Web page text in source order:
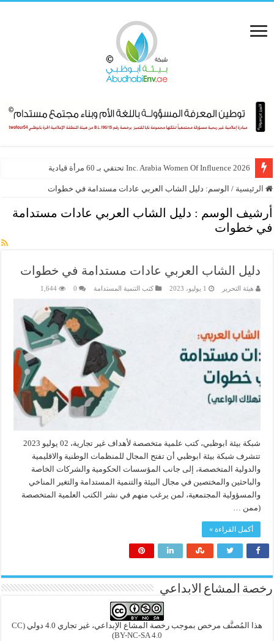
Inc. Arabia Women Of Influence 2026 تحتفي بـ 60 مرأة قيادية
الرئيسية / الوسم: دليل الشاب العربي عادات مستدامة في خطوات
أرشيف الوسم : دليل الشاب العربي عادات مستدامة
في خطوات
دليل الشاب العربي عادات مستدامة في خطوات
هيئة التحرير 1 يوليو، 2023 كتب التنمية المستدامة 0
1,644
شبكة بيئة ابوظبي، كتب علمية متخصصة لأهداف غير تجارية، 02 يوليو 2023
تتشرف شبكة بيئة ابوظبي أن تفتح المجال للمنظمات الوطنية والاقليمية
والدولية المتخصصة، إلى جانب المؤسسات الحكومية والشركات الخاصة
والباحثين والمختصين في مجال البيئة والتنمية المستدامة والتغير المناخي
والمسؤولية المجتمعية، لمن يرغب منهم في نشر الكتب العلمية المتخصصة
(ممن …
أكمل القراءة »
رخصة المشاع الابداعي
هذا المُصنَّف مرخص بموجب رخصة المشاع الإبداعي، غير تجاري 4.0 دولي
(CC
BY-NC-SA 4.0)